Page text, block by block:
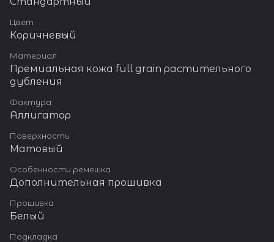
Цвет
Коричневый
Материал
Премиальная кожа full grain растительного
дубления
Фактура
Аллигатор
Поверхность
Матовый
Особенности ремешка
Дополнительная прошивка
Прошивка
Белый
Подкладка